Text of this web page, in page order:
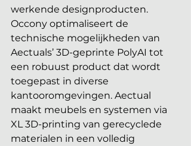
werkende designproducten.
Occony optimaliseert de
technische mogelijkheden van
Aectuals’ 3D-geprinte PolyAI tot
een robuust product dat wordt
toegepast in diverse
kantooromgevingen. Aectual
maakt meubels en systemen via
XL 3D-printing van gerecyclede
materialen in een volledig